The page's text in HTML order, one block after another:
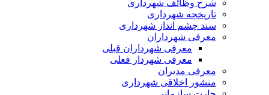
شرح وظائف شهرداری
تاریخچه شهرداری
سند چشم انداز شهرداری
معرفی شهرداران
معرفی شهرداران قبلی
معرفی شهردار فعلی
معرفی مدیران
منشور اخلاقی شهرداری